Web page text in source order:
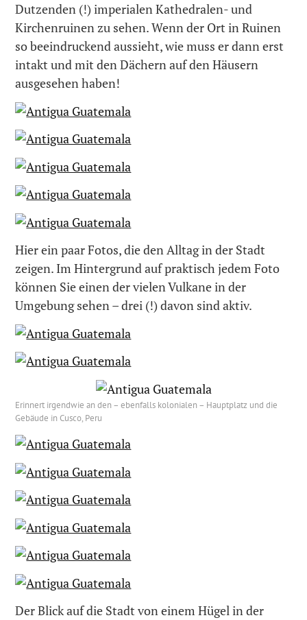
Dutzenden (!) imperialen Kathedralen- und
Kirchenruinen zu sehen. Wenn der Ort in Ruinen
so beeindruckend aussieht, wie muss er dann erst
intakt und mit den Dächern auf den Häusern
ausgesehen haben!
Hier ein paar Fotos, die den Alltag in der Stadt
zeigen. Im Hintergrund auf praktisch jedem Foto
können Sie einen der vielen Vulkane in der
Umgebung sehen – drei (!) davon sind aktiv.
Erinnert irgendwie an den – ebenfalls kolonialen – Hauptplatz und die
Gebäude in Cusco, Peru
Der Blick auf die Stadt von einem Hügel in der